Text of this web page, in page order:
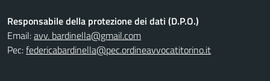
Responsabile della protezione dei dati (D.P.O.)
Email:avv. bardinella@gmail.com
Pec:federicabardinella@pec.ordineavvocatitorino.it